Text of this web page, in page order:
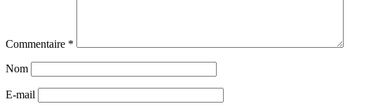
Commentaire *
Nom
E-mail